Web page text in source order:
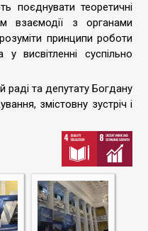
поєднувати теоретичні
взаємодії з органами
принципи роботи
висвітленні суспільно
раді та депутату Богдану
змістовну зустріч і